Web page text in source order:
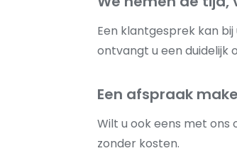
Een klantgesprek kan
ontvangt u een duidelijk
Een afspraak
Wilt u ook eens met ons
zonder kosten.